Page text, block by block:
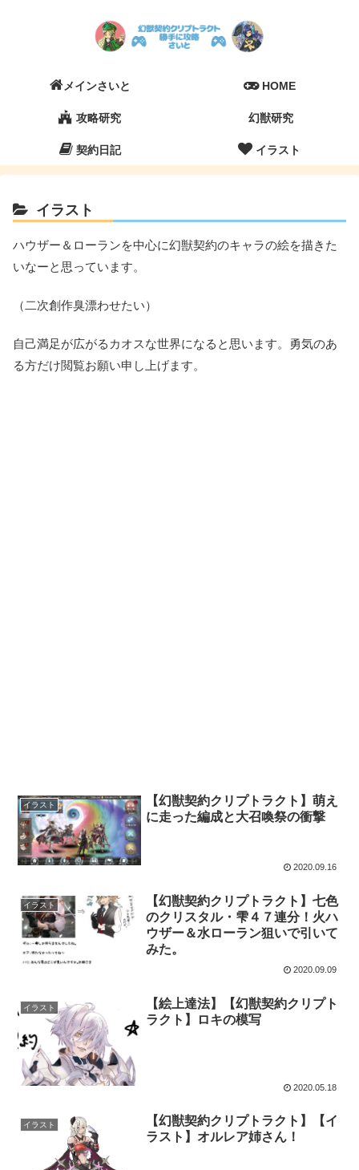
メインさいと HOME
攻略研究 幻獣研究
契約日記 イラスト
イラスト
ハウザー＆ローランを中心に幻獣契約のキャラの絵を描きた
いなーと思っています。
（二次創作臭漂わせたい）
自己満足が広がるカオスな世界になると思います。勇気のあ
る方だけ閲覧お願い申し上げます。
イラスト
【幻獣契約クリプトラクト】萌え
に走った編成と大召喚祭の衝撃
2020.09.16
イラスト
【幻獣契約クリプトラクト】七色
のクリスタル・雫４７連分！火ハ
ウザー＆水ローラン狙いで引いて
みた。
2020.09.09
イラスト
【絵上達法】【幻獣契約クリプト
ラクト】ロキの模写
2020.05.18
イラスト
【幻獣契約クリプトラクト】【イ
ラスト】オルレア姉さん！